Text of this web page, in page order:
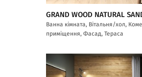
GRAND WOOD NATURAL
Ванна кімната, Вітальня/хол,
приміщення, Фасад, Тераса